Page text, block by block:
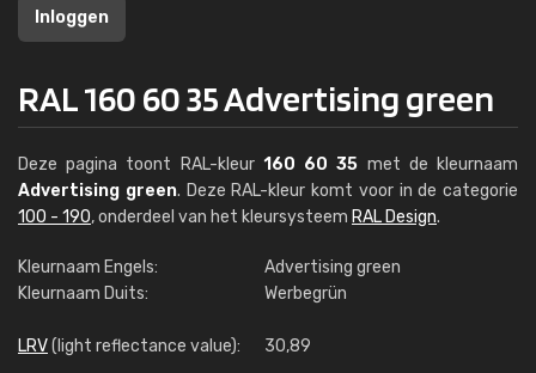
Inloggen
RAL 160 60 35 Advertising green
Deze pagina toont RAL-kleur 160 60 35 met de kleurnaam
Advertising green. Deze RAL-kleur komt voor in de categorie
100 - 190, onderdeel van het kleursysteem RAL Design.
Kleurnaam Engels:
Advertising green
Kleurnaam Duits:
Werbegrün
LRV(light reflectance value): 30,89